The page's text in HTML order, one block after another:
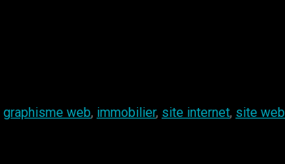
graphisme web, immobilier, site internet, site web